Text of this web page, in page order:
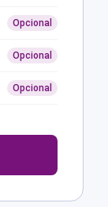
Opcional
Opcional
Opcional